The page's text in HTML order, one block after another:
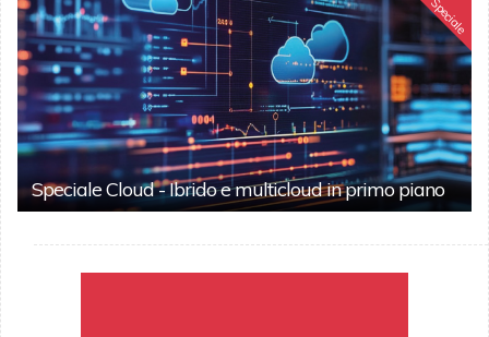
Speciale
Speciale Cloud - Ibrido e multicloud in primo piano